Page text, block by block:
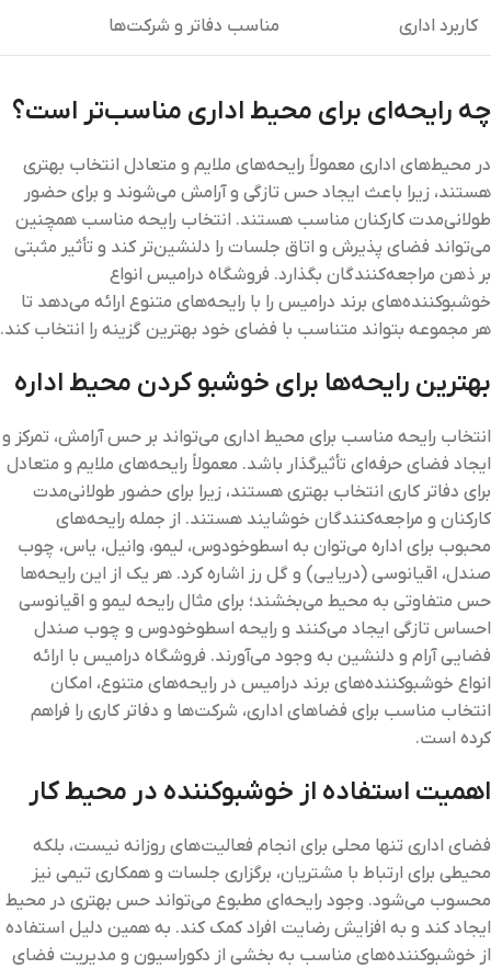
کاربرد اداری مناسب دفاتر و شرکت‌ها
چه رایحه‌ای برای محیط اداری مناسب‌تر است؟
در محیط‌های اداری معمولاً رایحه‌های ملایم و متعادل انتخاب بهتری
هستند، زیرا باعث ایجاد حس تازگی و آرامش می‌شوند و برای حضور
طولانی‌مدت کارکنان مناسب هستند. انتخاب رایحه مناسب همچنین
می‌تواند فضای پذیرش و اتاق جلسات را دلنشین‌تر کند و تأثیر مثبتی
بر ذهن مراجعه‌کنندگان بگذارد. فروشگاه درامیس انواع
خوشبوکننده‌های برند درامیس را با رایحه‌های متنوع ارائه می‌دهد تا
هر مجموعه بتواند متناسب با فضای خود بهترین گزینه را انتخاب کند.
بهترین رایحه‌ها برای خوشبو کردن محیط اداره
انتخاب رایحه مناسب برای محیط اداری می‌تواند بر حس آرامش، تمرکز و
ایجاد فضای حرفه‌ای تأثیرگذار باشد. معمولاً رایحه‌های ملایم و متعادل
برای دفاتر کاری انتخاب بهتری هستند، زیرا برای حضور طولانی‌مدت
کارکنان و مراجعه‌کنندگان خوشایند هستند. از جمله رایحه‌های
محبوب برای اداره می‌توان به اسطوخودوس، لیمو، وانیل، یاس، چوب
صندل، اقیانوسی (دریایی) و گل رز اشاره کرد. هر یک از این رایحه‌ها
حس متفاوتی به محیط می‌بخشند؛ برای مثال رایحه لیمو و اقیانوسی
احساس تازگی ایجاد می‌کنند و رایحه اسطوخودوس و چوب صندل
فضایی آرام و دلنشین به وجود می‌آورند. فروشگاه درامیس با ارائه
انواع خوشبوکننده‌های برند درامیس در رایحه‌های متنوع، امکان
انتخاب مناسب برای فضاهای اداری، شرکت‌ها و دفاتر کاری را فراهم
کرده است.
اهمیت استفاده از خوشبوکننده در محیط کار
فضای اداری تنها محلی برای انجام فعالیت‌های روزانه نیست، بلکه
محیطی برای ارتباط با مشتریان، برگزاری جلسات و همکاری تیمی نیز
محسوب می‌شود. وجود رایحه‌ای مطبوع می‌تواند حس بهتری در محیط
ایجاد کند و به افزایش رضایت افراد کمک کند. به همین دلیل استفاده
از خوشبوکننده‌های مناسب به بخشی از دکوراسیون و مدیریت فضای